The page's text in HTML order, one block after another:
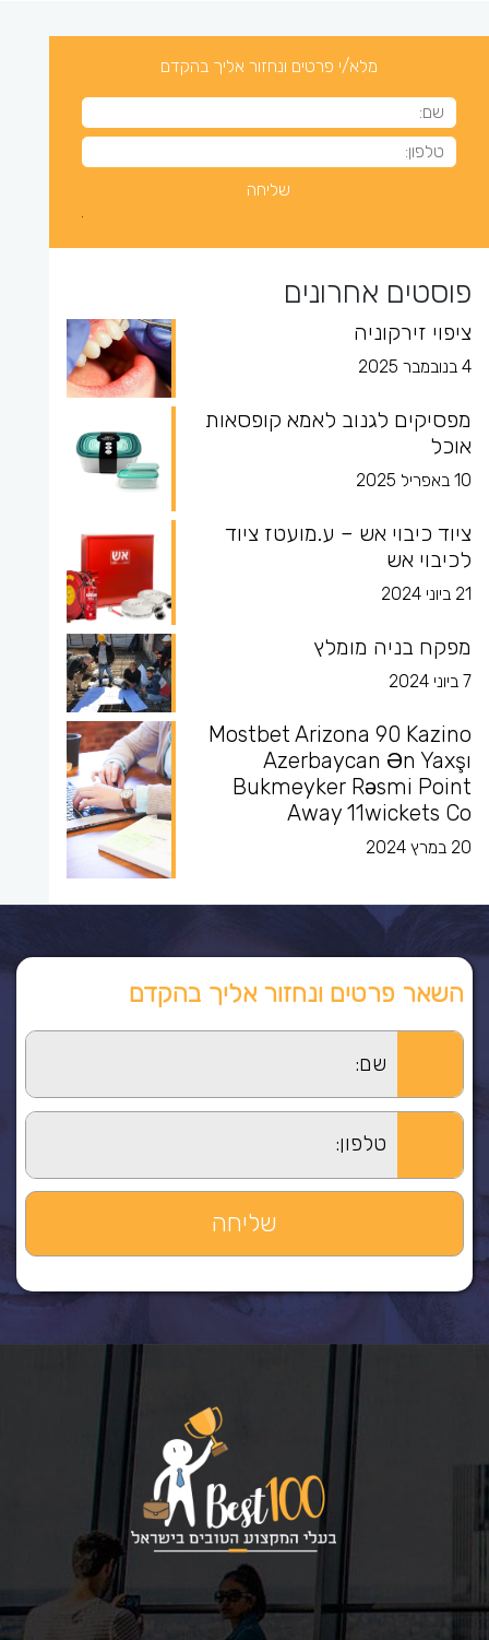
מלא/י פרטים ונחזור אליך בהקדם
פוסטים אחרונים
ציפוי זירקוניה
4 בנובמבר 2025
מפסיקים לגנוב לאמא קופסאות
אוכל
10 באפריל 2025
ציוד כיבוי אש – ע.מועטז ציוד
לכיבוי אש
21 ביוני 2024
מפקח בניה מומלץ
7 ביוני 2024
Mostbet Arizona 90 Kazino
Azerbaycan Ən Yaxşı
Bukmeyker Rəsmi Point
Away 11wickets Co
20 במרץ 2024
השאר פרטים ונחזור אליך בהקדם